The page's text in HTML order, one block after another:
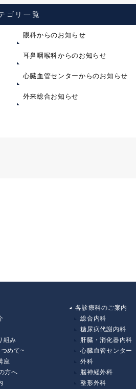
ゴリ一覧
眼科からのお知らせ
耳鼻咽喉科からのお知らせ
心臓血管センターからのお知らせ
外来総合お知らせ
組み
めて~
座
方へ
各診療科のご案内
総合内科
糖尿病代謝内科
肝臓・消化器内科
心臓血管センター
外科
脳神経外科
整形外科